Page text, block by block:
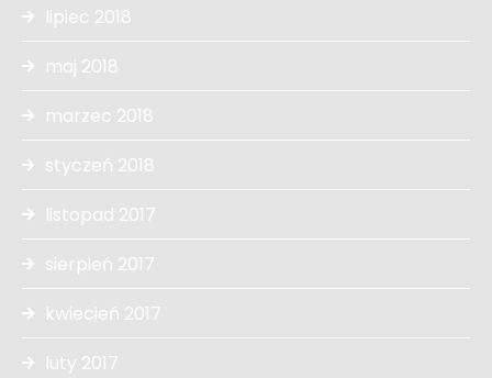
lipiec 2018
maj 2018
marzec 2018
styczeń 2018
listopad 2017
sierpień 2017
kwiecień 2017
luty 2017